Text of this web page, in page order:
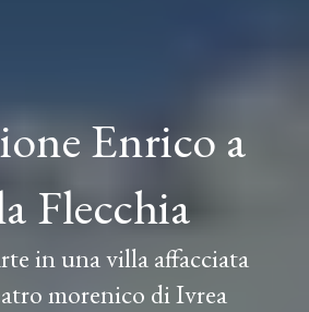
Enrico a
Flecchia
in una villa affacciata
morenico di Ivrea